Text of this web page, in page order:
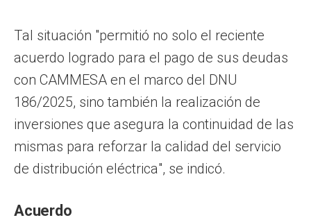
Tal situación "permitió no solo el reciente
acuerdo logrado para el pago de sus deudas
con CAMMESA en el marco del DNU
186/2025, sino también la realización de
inversiones que asegura la continuidad de las
mismas para reforzar la calidad del servicio
de distribución eléctrica", se indicó.
Acuerdo